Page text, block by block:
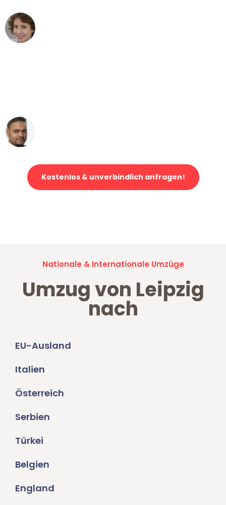
Kostenlos & unverbindlich anfragen!
Nationale & Internationale Umzüge
Umzug von Leipzig
nach
EU-Ausland
Italien
Österreich
Serbien
Türkei
Belgien
England